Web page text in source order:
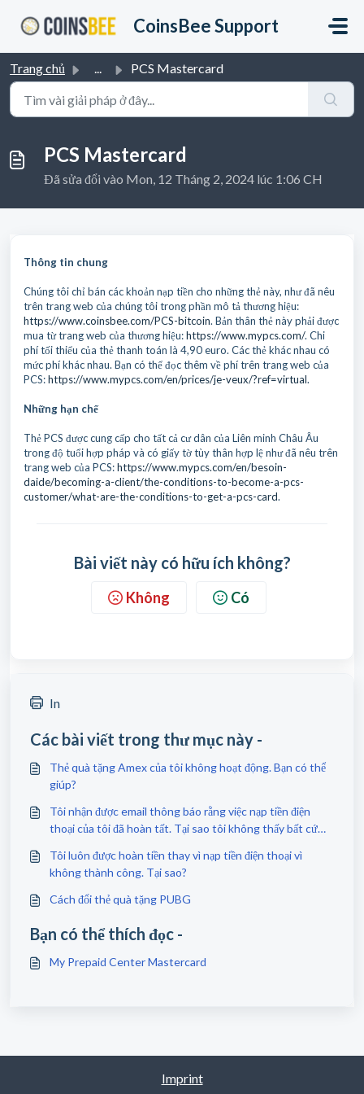
CoinsBee Support
Trang chủ ... PCS Mastercard
PCS Mastercard
Đã sửa đổi vào Mon, 12 Tháng 2, 2024 lúc 1:06 CH
Thông tin chung
Chúng tôi chỉ bán các khoản nạp tiền cho những thẻ này, như đã nêu
trên trang web của chúng tôi trong phần mô tả thương hiệu:
https://www.coinsbee.com/PCS-bitcoin. Bản thân thẻ này phải được
mua từ trang web của thương hiệu:https://www.mypcs.com/. Chi
phí tối thiểu của thẻ thanh toán là 4,90 euro. Các thẻ khác nhau có
mức phí khác nhau. Bạn có thể đọc thêm về phí trên trang web của
PCS:https://www.mypcs.com/en/prices/je-veux/?ref=virtual.
Những hạn chế
Thẻ PCS được cung cấp cho tất cả cư dân của Liên minh Châu Âu
trong độ tuổi hợp pháp và có giấy tờ tùy thân hợp lệ như đã nêu trên
trang web của PCS:https://www.mypcs.com/en/besoin-
daide/becoming-a-client/the-conditions-to-become-a-pcs-
customer/what-are-the-conditions-to-get-a-pcs-card.
Bài viết này có hữu ích không?
Không Có
In
Các bài viết trong thư mục này -
Thẻ quà tặng Amex của tôi không hoạt động. Bạn có thể
giúp?
Tôi nhận được email thông báo rằng việc nạp tiền điện
thoại của tôi đã hoàn tất. Tại sao tôi không thấy bất cứ
Tôi luôn được hoàn tiền thay vì nạp tiền điện thoại vì
không thành công. Tại sao?
Cách đổi thẻ quà tặng PUBG
Bạn có thể thích đọc -
My Prepaid Center Mastercard
Imprint